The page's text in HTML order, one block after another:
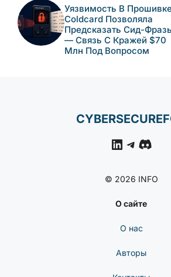
Уязвимость В
Coldcard Позволяла
Предсказать Сид-
— Связь С Кражей $70
Млн Под Вопросом
LinkedIn
© 2026 INFO
О сайте
О нас
Авторы